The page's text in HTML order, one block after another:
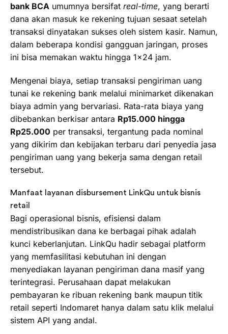
bank BCA umumnya bersifat real-time, yang berarti
dana akan masuk ke rekening tujuan sesaat setelah
transaksi dinyatakan sukses oleh sistem kasir. Namun,
dalam beberapa kondisi gangguan jaringan, proses
ini bisa memakan waktu hingga 1×24 jam.
Mengenai biaya, setiap transaksi pengiriman uang
tunai ke rekening bank melalui minimarket dikenakan
biaya admin yang bervariasi. Rata-rata biaya yang
dibebankan berkisar antara Rp15.000 hingga
Rp25.000 per transaksi, tergantung pada nominal
yang dikirim dan kebijakan terbaru dari penyedia jasa
pengiriman uang yang bekerja sama dengan retail
tersebut.
Manfaat layanan disbursement LinkQu untuk bisnis
retail
Bagi operasional bisnis, efisiensi dalam
mendistribusikan dana ke berbagai pihak adalah
kunci keberlanjutan. LinkQu hadir sebagai platform
yang memfasilitasi kebutuhan ini dengan
menyediakan layanan pengiriman dana masif yang
terintegrasi. Perusahaan dapat melakukan
pembayaran ke ribuan rekening bank maupun titik
retail seperti Indomaret hanya dalam satu klik melalui
sistem API yang andal.